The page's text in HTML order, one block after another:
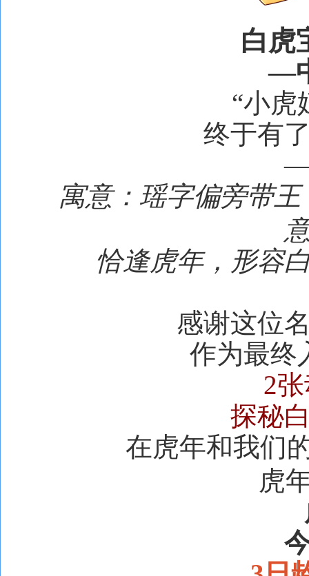
白虎
—
“小虎
终于有
寓意：瑶字偏旁带
恰逢虎年，形容
感谢这位
作为最终
2
探秘
在虎年和我们
虎